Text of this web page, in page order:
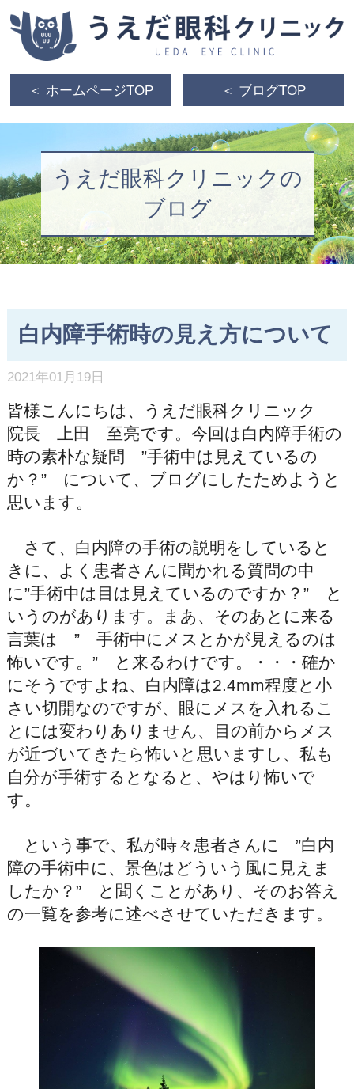
＜ ホームページTOP ＜ ブログTOP
うえだ眼科クリニックの
ブログ
白内障手術時の見え方について
2021年01月19日
皆様こんにちは、うえだ眼科クリニック
院長 上田 至亮です。今回は白内障手術の
時の素朴な疑問 ”手術中は見えているの
か？” について、ブログにしたためようと
思います。
さて、白内障の手術の説明をしていると
きに、よく患者さんに聞かれる質問の中
に”手術中は目は見えているのですか？” と
いうのがあります。まあ、そのあとに来る
言葉は ” 手術中にメスとかが見えるのは
怖いです。” と来るわけです。・・・確か
にそうですよね、白内障は2.4mm程度と小
さい切開なのですが、眼にメスを入れるこ
とには変わりありません、目の前からメス
が近づいてきたら怖いと思いますし、私も
自分が手術するとなると、やはり怖いで
す。
という事で、私が時々患者さんに ”白内
障の手術中に、景色はどういう風に見えま
したか？” と聞くことがあり、そのお答え
の一覧を参考に述べさせていただきます。